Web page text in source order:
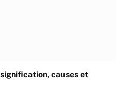
causes et